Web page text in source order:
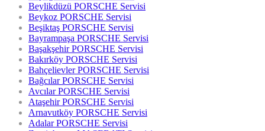
Beylikdüzü PORSCHE Servisi
Beykoz PORSCHE Servisi
Beşiktaş PORSCHE Servisi
Bayrampaşa PORSCHE Servisi
Başakşehir PORSCHE Servisi
Bakırköy PORSCHE Servisi
Bahçelievler PORSCHE Servisi
Bağcılar PORSCHE Servisi
Avcılar PORSCHE Servisi
Ataşehir PORSCHE Servisi
Arnavutköy PORSCHE Servisi
Adalar PORSCHE Servisi